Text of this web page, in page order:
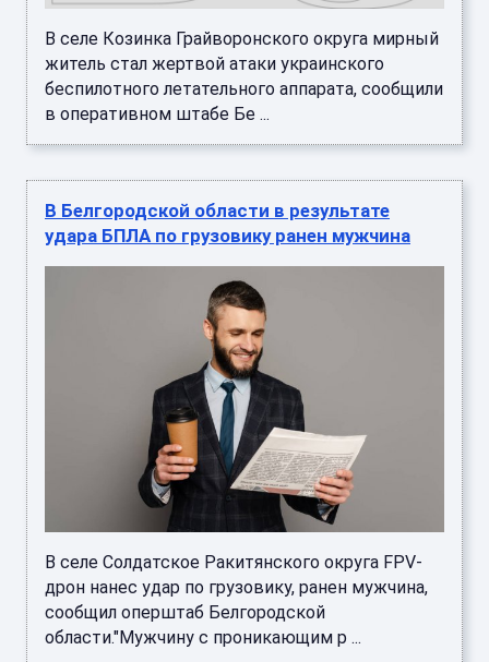
В селе Козинка Грайворонского округа мирный
житель стал жертвой атаки украинского
беспилотного летательного аппарата, сообщили
в оперативном штабе Бе ...
В Белгородской области в результате
удара БПЛА по грузовику ранен мужчина
В селе Солдатское Ракитянского округа FPV-
дрон нанес удар по грузовику, ранен мужчина,
сообщил оперштаб Белгородской
области."Мужчину с проникающим р ...